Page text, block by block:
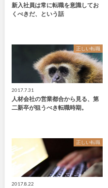
新入社員は常に転職を意識してお
くべきだ、という話
正しい転職
2017.7.31
人材会社の営業都合から見る、第
二新卒が狙うべき転職時期。
正しい転職
2017.8.22